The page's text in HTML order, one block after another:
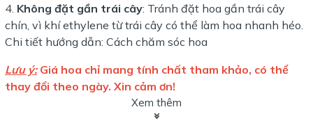
Không đặt gần trái cây: Tránh đặt hoa gần trái cây
chín, vì khí ethylene từ trái cây có thể làm hoa nhanh héo.
Chi tiết hướng dẫn: Cách chăm sóc hoa
Lưu ý:Giá hoa chỉ mang tính chất tham khảo, có thể
thay đổi theo ngày. Xin cảm ơn!
Xem thêm